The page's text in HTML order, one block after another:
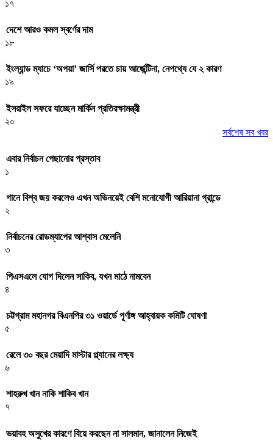
১৭
দেশে আরও কমল স্বর্ণের দাম
১৮
ইংল্যান্ড ম্যাচে ‘অপয়া’ জার্সি পরতে চায় আর্জেন্টিনা, নেপথ্যে যে ২ কারণ
১৯
ইসরাইল সফরে যাচ্ছেন মার্কিন প্রতিরক্ষামন্ত্রী
২০
সর্বশেষ সব খবর
এবার নির্বাচন পেছানোর প্রস্তাব
১
গানে বিশ্ব জয় করলেও এখন অভিনয়েই বেশি মনোযোগী আরিয়ানা গ্রান্ডে
২
নির্বাচনের রোডম্যাপের আশ্বাস মেলেনি
৩
পিএসএলে যোগ দিলেন সাকিব, যখন মাঠে নামবেন
৪
চট্টগ্রাম মহানগর বিএনপির ৩১ ওয়ার্ডে পূর্ণাঙ্গ আহ্বায়ক কমিটি ঘোষণা
৫
রেলে ৩০ বছর মেয়াদি মাস্টার প্ল্যানের লক্ষ্য
৬
শাহরুখ খান নাকি শাকিব খান
৭
ভয়াবহ অসুখের কারণে বিয়ে করছেন না সালমান, জানালেন নিজেই